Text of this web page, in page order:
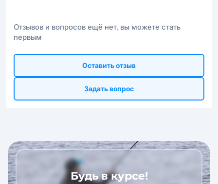
Отзывов и вопросов ещё нет, вы можете стать
первым
Оставить отзыв
Задать вопрос
Будь в курсе!